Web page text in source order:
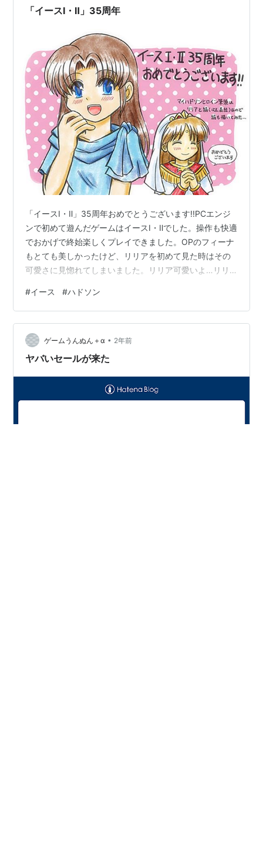
困る。半額だったら迷わず買ってるかも。 やっぱり、…
「イースⅠ・Ⅱ」35周年
「イースⅠ・Ⅱ」35周年おめでとうございます!!PCエンジ
ンで初めて遊んだゲームはイースⅠ・Ⅱでした。操作も快適
でおかげで終始楽しくプレイできました。OPのフィーナ
もとても美しかったけど、リリアを初めて見た時はその
可愛さに見惚れてしまいました。リリア可愛いよ…リリ
ソンヒロインつながりということで…。
#イース #ハドソン
ゲームうんぬん＋α • 2年前
ヤバいセールが来た